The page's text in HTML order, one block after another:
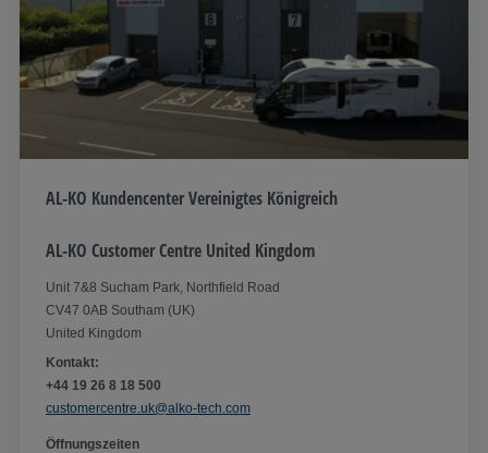
AL-KO Kundencenter Vereinigtes Königreich
AL-KO Customer Centre United Kingdom
Unit 7&8 Sucham Park, Northfield Road
CV47 0AB Southam (UK)
United Kingdom
Kontakt:
+44 19 26 8 18 500
customercentre.uk@alko-tech.com
Öffnungszeiten